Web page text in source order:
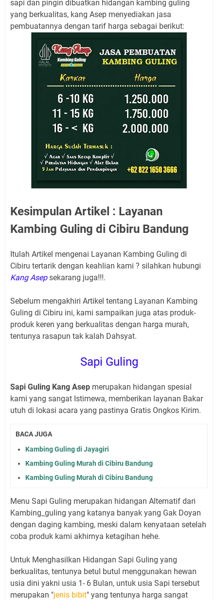
sapi dan pingin dibuatkan hidangan kambing guling
yang berkualitas, kang Asep menyediakan jasa
pembuatannya dengan tarif harga sebagai berikut:
Kesimpulan Artikel : Layanan
Kambing Guling di Cibiru Bandung
Itulah Artikel mengenai Layanan Kambing Guling di
Cibiru tertarik dengan keahlian kami ? silahkan hubungi
Kang Asepsekarang juga!!!.
Sebelum mengakhiri Artikel tentang Layanan Kambing
Guling di Cibiru ini, kami sampaikan juga atas produk-
produk keren yang berkualitas dengan harga murah,
tentunya rasapun tak kalah Dahsyat.
Sapi Guling
Sapi Guling Kang Asep merupakan hidangan spesial
kami yang sangat Istimewa, memberikan layanan Bakar
utuh di lokasi acara yang pastinya Gratis Ongkos Kirim.
BACA JUGA
Kambing Guling di Jayagiri
Kambing Guling Murah di Cibiru Bandung
Kambing Guling Murah di Cibiru Bandung
Menu Sapi Guling merupakan hidangan Alternatif dari
Kambing_guling yang katanya banyak yang Gak Doyan
dengan daging kambing, meski dalam kenyataan setelah
coba produk kami akhirnya ketagihan hehe.
Untuk Menghasilkan Hidangan Sapi Guling yang
berkualitas, tentunya betul butul menggunakan hewan
usia dini yakni usia 1- 6 Bulan, untuk usia Sapi tersebut
merupakan "jenis bibit" yang tentunya harga sangat